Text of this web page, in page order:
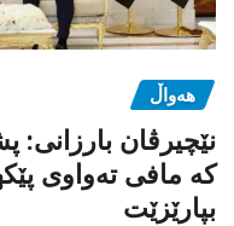
هەواڵ
نێچیرڤان بارزانی:
کە مافی تەواوی
بپارێزێت